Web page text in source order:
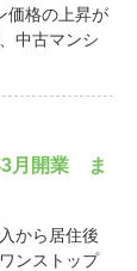
価格の上昇が
中古マンシ
3月開業 ま
から居住後
ンストップ